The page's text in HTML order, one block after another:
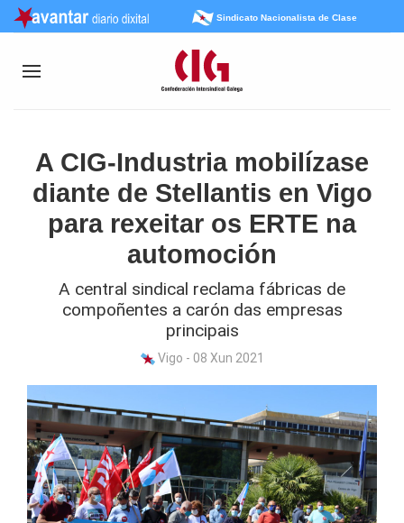
Sindicato Nacionalista de Clase
A CIG-Industria mobilízase
diante de Stellantis en Vigo
para rexeitar os ERTE na
automoción
A central sindical reclama fábricas de
compoñentes a carón das empresas
principais
Vigo - 08 Xun 2021